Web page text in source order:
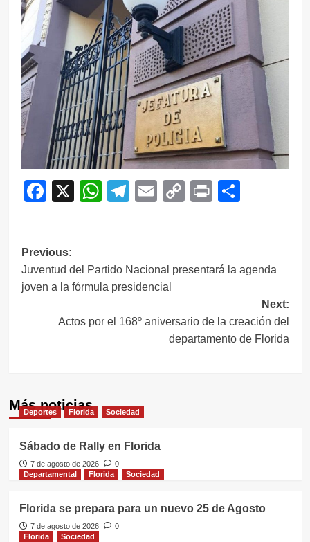
Facebook
X WhatsApp
Telegram
EmailCopy
Print
Navegación
de
entradas
Previous:
Juventud del Partido Nacional presentará la agenda
joven a la fórmula presidencial
Next:
Actos por el 168º aniversario de la creación del
departamento de Florida
Más noticias
Deportes Florida Sociedad
Sábado de Rally en Florida
7 de agosto de 2026
0
Departamental
Florida Sociedad
Florida se prepara para un nuevo 25 de Agosto
7 de agosto de 2026
0
Florida
Sociedad